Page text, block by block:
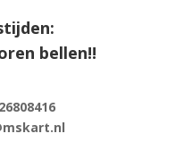
bellen!!
26808416